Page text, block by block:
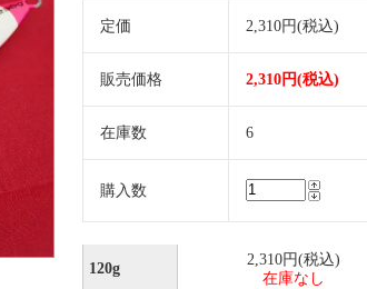
定価 2,310円(税込)
販売価格 2,310円(税込)
在庫数 6
購入数
120g
2,310円(税込)
在庫なし